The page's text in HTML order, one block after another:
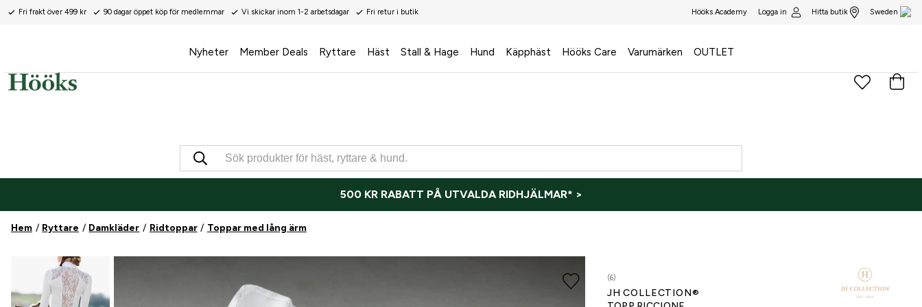
Fri frakt över 499 kr 90 dagar öppet köp för medlemmar Vi skickar inom 1-2 arbetsdagar Fri retur i butik Hööks Academy Logga in Hitta butik Sweden
Nyheter Member Deals Ryttare Häst Stall & Hage Hund Käpphäst Hööks Care Varumärken OUTLET
500 KR RABATT PÅ UTVALDA RIDHJÄLMAR* >
Hem Ryttare Damkläder Ridtoppar Toppar med lång ärm
(6)
JH COLLECTION®